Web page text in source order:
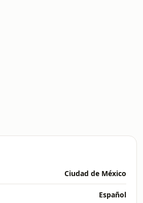
Ciudad de México
Español